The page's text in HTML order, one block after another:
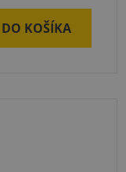
DO KOŠÍKA